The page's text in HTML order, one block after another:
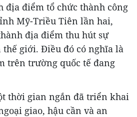
địa điểm tổ chức thành công
Mỹ-Triều Tiên lần hai,
địa điểm thu hút sự
thế giới. Điều đó có nghĩa là
trên trường quốc tế đang
thời gian ngắn đã triển khai
giao, hậu cần và an